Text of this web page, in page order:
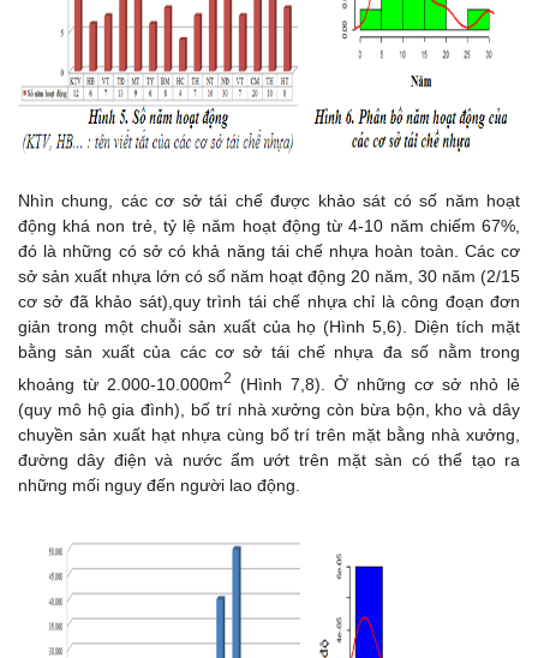
Nhìn chung, các cơ sở tái chế được khảo sát có số năm hoạt
động khá non trẻ, tỷ lệ năm hoạt động từ 4-10 năm chiếm 67%,
đó là những có sở có khả năng tái chế nhựa hoàn toàn. Các cơ
sở sản xuất nhựa lớn có số năm hoạt động 20 năm, 30 năm (2/15
cơ sở đã khảo sát),quy trình tái chế nhựa chỉ là công đoạn đơn
giản trong một chuỗi sản xuất của họ (Hình 5,6). Diện tích mặt
bằng sản xuất của các cơ sở tái chế nhựa đa số nằm trong
khoảng từ 2.000-10.000m2
(Hình 7,8). Ở những cơ sở nhỏ lẻ
(quy mô hộ gia đình), bố trí nhà xưởng còn bừa bộn, kho và dây
chuyền sản xuất hạt nhựa cùng bố trí trên mặt bằng nhà xưởng,
đường dây điện và nước ẩm ướt trên mặt sàn có thể tạo ra
những mối nguy đến người lao động.